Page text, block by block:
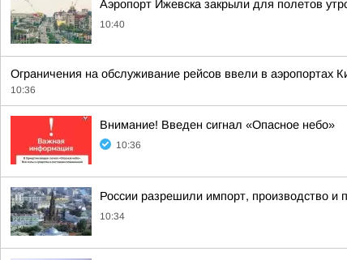
Аэропорт Ижевска закрыли для полетов
10:40
Ограничения на обслуживание рейсов ввели в аэропортах
10:36
Внимание! Введен сигнал «Опасное небо»
10:36
России разрешили импорт, производство и
10:34